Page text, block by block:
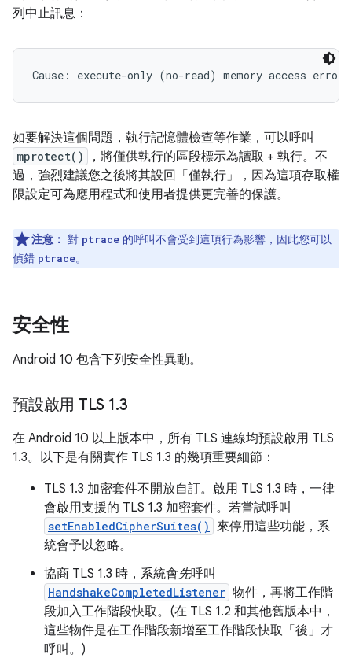
列中止訊息：
如要解決這個問題，執行記憶體檢查等作業，可以呼叫
mprotect()
，將僅供執行的區段標示為讀取 + 執行。不
過，強烈建議您之後將其設回「僅執行」，因為這項存取權
限設定可為應用程式和使用者提供更完善的保護。
注意： 對 ptrace 的呼叫不會受到這項行為影響，因此您可以
偵錯 ptrace。
安全性
Android 10 包含下列安全性異動。
預設啟用 TLS 1.3
在 Android 10 以上版本中，所有 TLS 連線均預設啟用 TLS
1.3。以下是有關實作 TLS 1.3 的幾項重要細節：
TLS 1.3 加密套件不開放自訂。啟用 TLS 1.3 時，一律
會啟用支援的 TLS 1.3 加密套件。若嘗試呼叫
setEnabledCipherSuites() 來停用這些功能，系
統會予以忽略。
協商 TLS 1.3 時，系統會先呼叫
HandshakeCompletedListener 物件，再將工作階
段加入工作階段快取。(在 TLS 1.2 和其他舊版本中，
這些物件是在工作階段新增至工作階段快取「後」 才
呼叫。)